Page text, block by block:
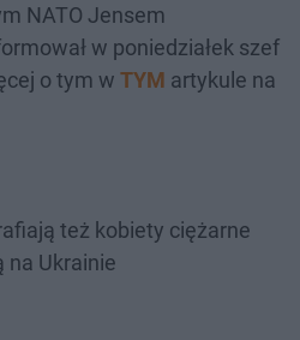
NATO Jensem
w poniedziałek szef
o tym w TYM artykule na
też kobiety ciężarne
na Ukrainie